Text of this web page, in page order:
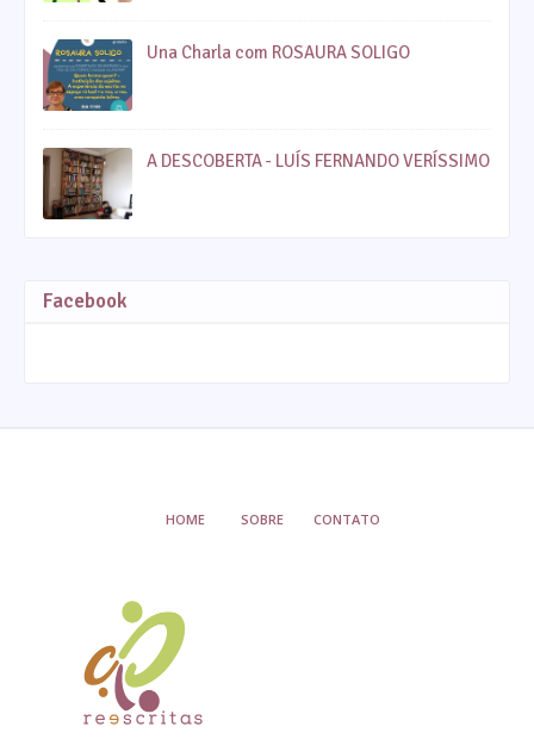
Una Charla com ROSAURA SOLIGO
A DESCOBERTA - LUÍS FERNANDO VERÍSSIMO
Facebook
HOME SOBRE CONTATO